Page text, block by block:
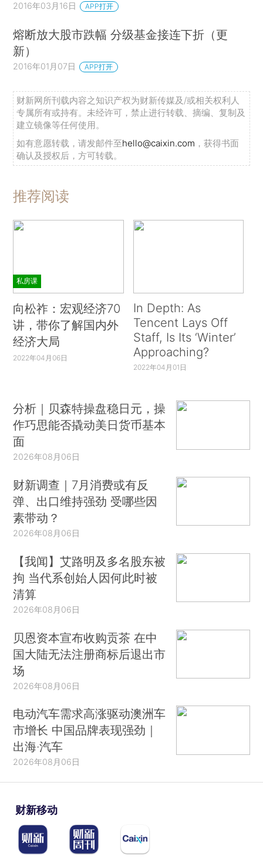
2016年03月16日 APP打开
熔断放大股市跌幅 分级基金接连下折（更
新）
2016年01月07日 APP打开
财新网所刊载内容之知识产权为财新传媒及/或相关权利人
专属所有或持有。未经许可，禁止进行转载、摘编、复制及
建立镜像等任何使用。
如有意愿转载，请发邮件至hello@caixin.com ，获得书面
确认及授权后，方可转载。
推荐阅读
私房课
向松祚：宏观经济70
讲，带你了解国内外
经济大局
2022年04月06日
In Depth: As
Tencent Lays Off
Staff, Is Its ‘Winter’
Approaching?
2022年04月01日
分析｜贝森特操盘稳日元，操
作巧思能否撬动美日货币基本
面
2026年08月06日
财新调查｜7月消费或有反
弹、出口维持强劲 受哪些因
素带动？
2026年08月06日
【我闻】艾路明及多名股东被
拘 当代系创始人因何此时被
清算
2026年08月06日
贝恩资本宣布收购贡茶 在中
国大陆无法注册商标后退出市
场
2026年08月06日
电动汽车需求高涨驱动澳洲车
市增长 中国品牌表现强劲｜
出海·汽车
2026年08月06日
财新移动